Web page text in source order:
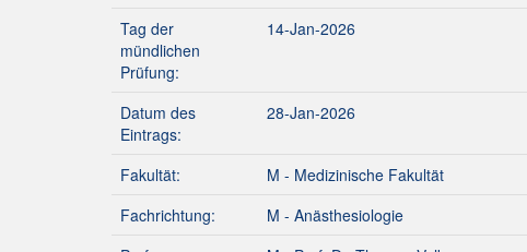
Tag der
mündlichen
Prüfung:
14-Jan-2026
Datum des
Eintrags:
28-Jan-2026
Fakultät:
M - Medizinische Fakultät
Fachrichtung:
M - Anästhesiologie